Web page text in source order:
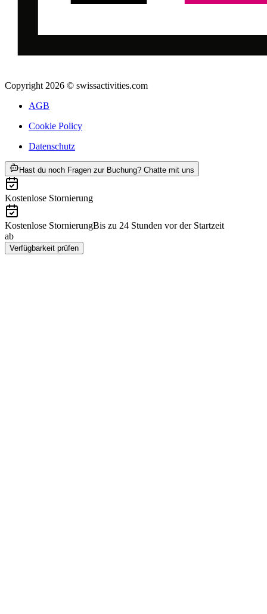
Copyright 2026 © swissactivities.com
AGB
Cookie Policy
Datenschutz
Hast du noch Fragen zur Buchung? Chatte mit uns
Kostenlose Stornierung
Kostenlose StornierungBis zu 24 Stunden vor der Startzeit
ab
Verfügbarkeit prüfen